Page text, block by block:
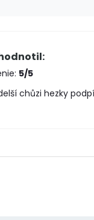
5/5
chůzi hezky